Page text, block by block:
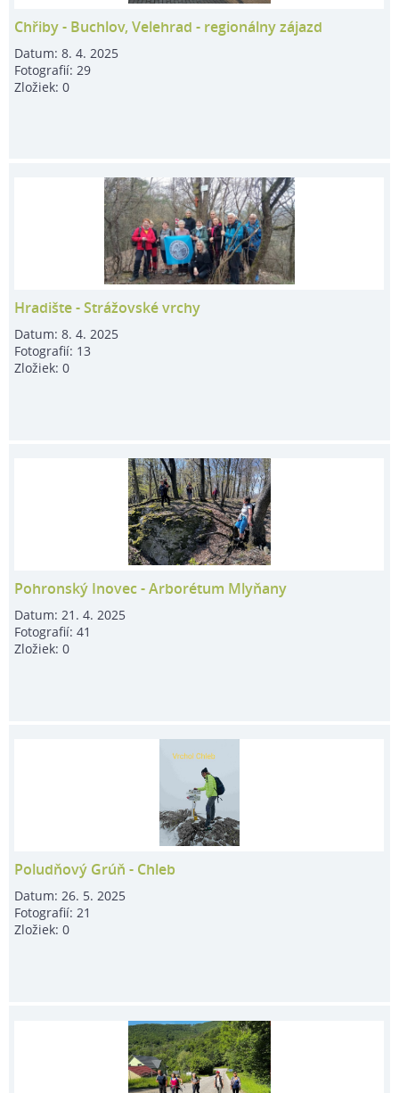
Chřiby - Buchlov, Velehrad - regionálny zájazd
Datum:8. 4. 2025
Fotografií: 29
Zložiek:0
Hradište - Strážovské vrchy
Datum:8. 4. 2025
Fotografií: 13
Zložiek:0
Pohronský Inovec - Arborétum Mlyňany
Datum:21. 4. 2025
Fotografií:41
Zložiek:0
Poludňový Grúň - Chleb
Datum:26. 5. 2025
Fotografií:21
Zložiek:0